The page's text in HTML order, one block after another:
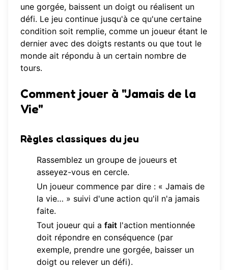
une gorgée, baissent un doigt ou réalisent un
défi. Le jeu continue jusqu'à ce qu'une certaine
condition soit remplie, comme un joueur étant le
dernier avec des doigts restants ou que tout le
monde ait répondu à un certain nombre de
tours.
Comment jouer à "Jamais de la
Vie"
Règles classiques du jeu
Rassemblez un groupe de joueurs et
asseyez-vous en cercle.
Un joueur commence par dire : « Jamais de
la vie… » suivi d'une action qu'il n'a jamais
faite.
Tout joueur qui a fait l'action mentionnée
doit répondre en conséquence (par
exemple, prendre une gorgée, baisser un
doigt ou relever un défi).